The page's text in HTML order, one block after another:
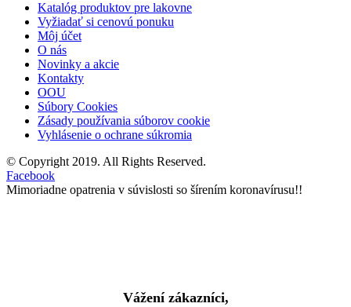
Katalóg produktov pre lakovne
Vyžiadať si cenovú ponuku
Môj účet
O nás
Novinky a akcie
Kontakty
OOU
Súbory Cookies
Zásady používania súborov cookie
Vyhlásenie o ochrane súkromia
© Copyright 2019. All Rights Reserved.
Facebook
Mimoriadne opatrenia v súvislosti so šírením koronavírusu!!
Vážení zákazníci,